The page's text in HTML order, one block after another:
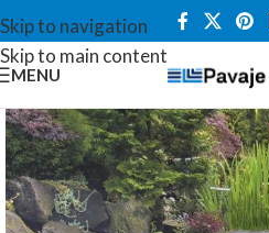
Skip to navigation
Skip to main content
MENU